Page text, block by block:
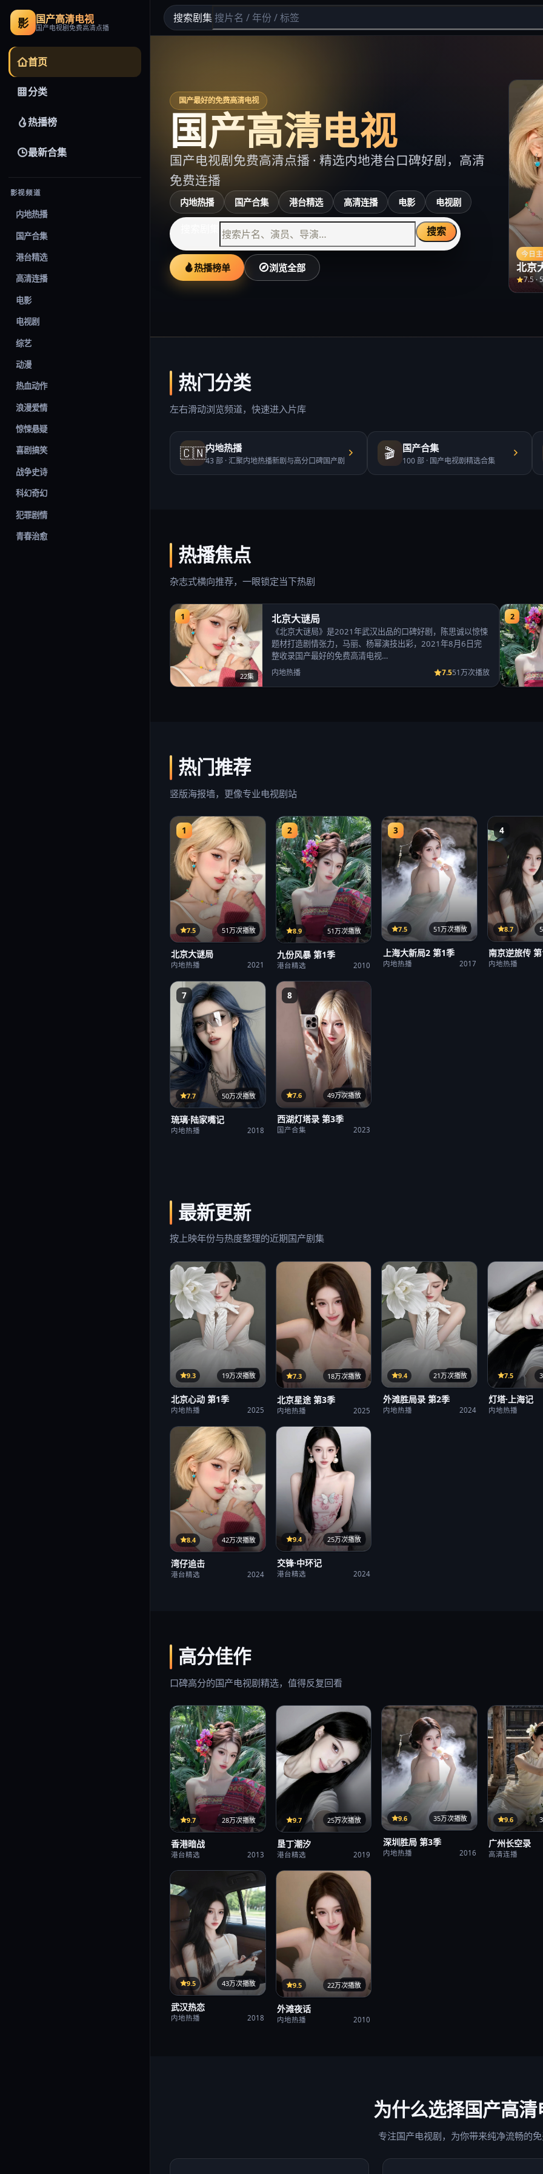
影 国产高清电视
国产电视剧免费高清点播
首页
分类
热播榜
最新合集
影视频道
内地热播
国产合集
港台精选
高清连播
电影
电视剧
综艺
动漫
热血动作
浪漫爱情
惊悚悬疑
喜剧搞笑
战争史诗
科幻奇幻
犯罪剧情
青春治愈
搜索剧集
国产最好的免费高清电视
国产高清电视
国产电视剧免费高清点播 · 精选内地港台口碑好剧，高清
免费连播
内地热播 国产合集 港台精选 高清连播 电影 电视剧
搜索
热播榜单 浏览全部
今日
北京
7.5·
热门分类
左右滑动浏览频道，快速进入片库
🇨🇳内地热播
43部 ·汇聚内地热播新剧与高分口碑国产剧 🎬 国产合集
100部 · 国产电视剧精选合集
热播焦点
杂志式横向推荐，一眼锁定当下热剧
1
22集
北京大谜局
《北京大谜局》是2021年武汉出品的口碑好剧，陈思诚以惊悚
题材打造剧情张力，马丽、杨幂演技出彩，2021年8月6日完
整收录国产最好的免费高清电视…
内地热播 7.551万次播放
2
热门推荐
竖版海报墙，更像专业电视剧站
1
22集
7.5 51万次播放
北京大谜局
内地热播 2021
2
15集
8.9 51万次播放
九份风暴 第1季
港台精选 2010
3
14集
7.5 51万次播放
上海大新局2 第1季
内地热播 2017
4
8.7
南京逆旅传
内地热播
7
12集
7.7 50万次播放
琉璃·陆家嘴记
内地热播 2018
8
第23期
7.6 49万次播放
西湖灯塔录 第3季
国产合集 2023
最新更新
按上映年份与热度整理的近期国产剧集
32集
9.3 19万次播放
北京心动 第1季
内地热播 2025
25集
7.3 18万次播放
北京星途 第3季
内地热播 2025
21集
9.4 21万次播放
外滩胜局录 第2季
内地热播 2024
7.5
灯塔·上海记
内地热播
38集
8.4 42万次播放
湾仔追击
港台精选 2024
15集
9.4 25万次播放
交锋·中环记
港台精选 2024
高分佳作
口碑高分的国产电视剧精选，值得反复回看
33集
9.7 28万次播放
香港暗战
港台精选 2013
107分钟
9.7 25万次播放
垦丁潮汐
港台精选 2019
32集
9.6 35万次播放
深圳胜局 第3季
内地热播 2016
9.6
广州长空录
高清连播
35集
9.5 43万次播放
武汉热恋
内地热播 2018
37集
9.5 22万次播放
外滩夜话
内地热播 2010
为什么选择国产高清
专注国产电视剧，为你带来纯净流畅的